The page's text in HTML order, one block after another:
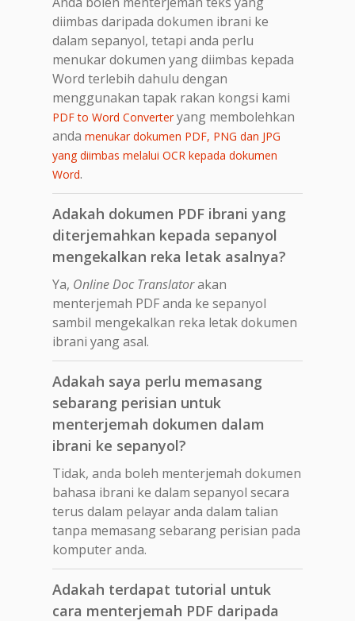
diimbas daripada dokumen ibrani ke
dalam sepanyol, tetapi anda perlu
menukar dokumen yang diimbas kepada
Word terlebih dahulu dengan
menggunakan tapak rakan kongsi kami
PDF to Word Converteryang membolehkan
anda menukar dokumen PDF, PNG dan JPG
yang diimbas melalui OCR kepada dokumen
Word.
Adakah dokumen PDF ibrani yang
diterjemahkan kepada sepanyol
mengekalkan reka letak asalnya?
Ya, Online Doc Translatorakan
menterjemah PDF anda ke sepanyol
sambil mengekalkan reka letak dokumen
ibrani yang asal.
Adakah saya perlu memasang
sebarang perisian untuk
menterjemah dokumen dalam
ibrani ke sepanyol?
Tidak, anda boleh menterjemah dokumen
bahasa ibrani ke dalam sepanyol secara
terus dalam pelayar anda dalam talian
tanpa memasang sebarang perisian pada
komputer anda.
Adakah terdapat tutorial untuk
cara menterjemah PDF daripada